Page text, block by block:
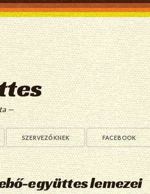
—
SZERVEZŐKNEK FACEBOOK
együttes lemezei